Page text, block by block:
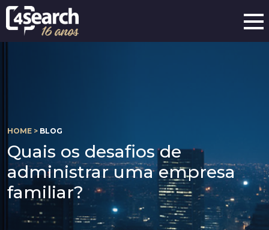
HOME > BLOG
Quais os desafios de
administrar uma empresa
familiar?